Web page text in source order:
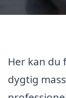
Her kan
dygtig